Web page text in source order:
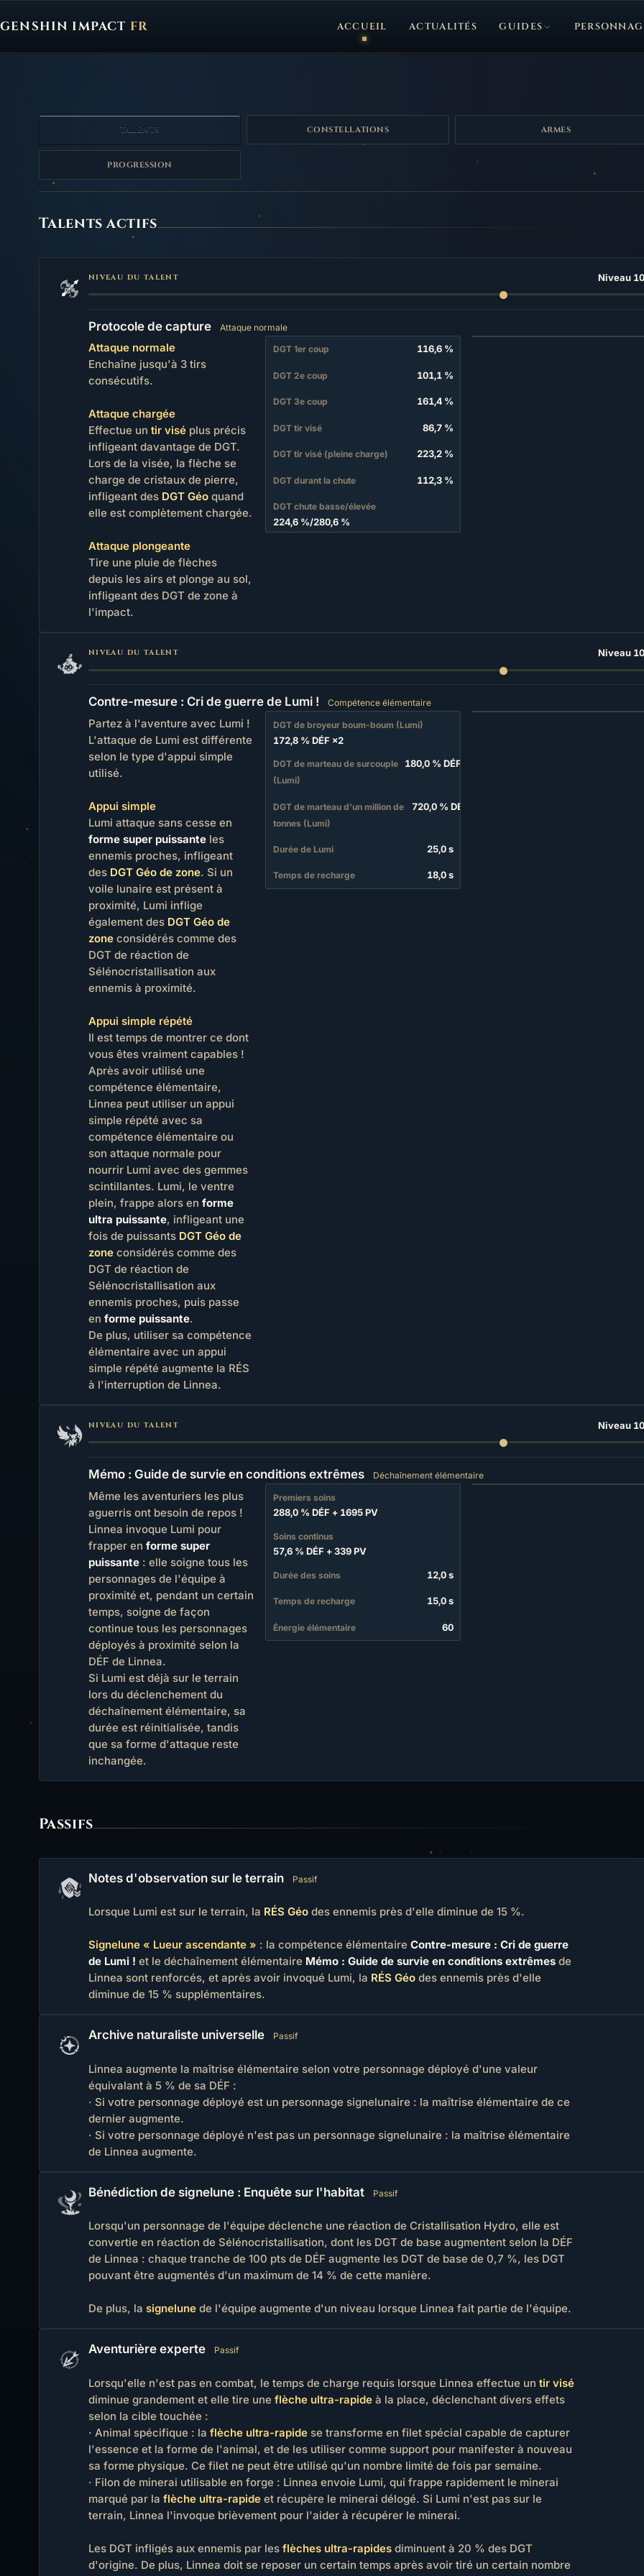
GENSHIN IMPACT FR
Genshin Impact FR, retour à l'accueil
ACCUEIL ACTUALITÉS GUIDES
TALENTS CONSTELLATIONS ARMES
PROGRESSION
Talents
Talents actifs
NIVEAU DU TALENT Niveau
Protocole de capture Attaque normale
Attaque normale
Enchaîne jusqu'à 3 tirs
consécutifs.
Attaque chargée
Effectue un tir viséplus précis
infligeant davantage de DGT.
Lors de la visée, la flèche se
charge de cristaux de pierre,
infligeant des DGT Géoquand
elle est complètement chargée.
Attaque plongeante
Tire une pluie de flèches
depuis les airs et plonge au sol,
infligeant des DGT de zone à
l'impact.
DGT 1er coup 116,6 %
DGT 2e coup 101,1 %
DGT 3e coup 161,4 %
DGT tir visé 86,7 %
DGT tir visé (pleine charge) 223,2 %
DGT durant la chute 112,3 %
DGT chute basse/élevée
224,6 %/280,6 %
NIVEAU DU TALENT Niveau
Contre-mesure : Cri de guerre de Lumi ! Compétence élémentaire
Partez à l'aventure avec Lumi !
L'attaque de Lumi est différente
selon le type d'appui simple
utilisé.
Appui simple
Lumi attaque sans cesse en
forme super puissanteles
ennemis proches, infligeant
des DGT Géo de zone. Si un
voile lunaire est présent à
proximité, Lumi inflige
également des DGT Géo de
zoneconsidérés comme des
DGT de réaction de
Sélénocristallisation aux
ennemis à proximité.
Appui simple répété
Il est temps de montrer ce dont
vous êtes vraiment capables !
Après avoir utilisé une
compétence élémentaire,
Linnea peut utiliser un appui
simple répété avec sa
compétence élémentaire ou
son attaque normale pour
nourrir Lumi avec des gemmes
scintillantes. Lumi, le ventre
plein, frappe alors en forme
ultra puissante, infligeant une
fois de puissants DGT Géo de
zoneconsidérés comme des
DGT de réaction de
Sélénocristallisation aux
ennemis proches, puis passe
en forme puissante.
De plus, utiliser sa compétence
élémentaire avec un appui
simple répété augmente la RÉS
à l'interruption de Linnea.
DGT de broyeur boum-boum (Lumi)
172,8 % DÉF ×2
DGT de marteau de surcouple
(Lumi)
180,0 % DÉF
DGT de marteau d'un million de
tonnes (Lumi)
720,0 % DÉF
Durée de Lumi 25,0 s
Temps de recharge 18,0 s
NIVEAU DU TALENT Niveau
Mémo : Guide de survie en conditions extrêmes Déchaînement élémentaire
Même les aventuriers les plus
aguerris ont besoin de repos !
Linnea invoque Lumi pour
frapper en forme super
puissante: elle soigne tous les
personnages de l'équipe à
proximité et, pendant un certain
temps, soigne de façon
continue tous les personnages
déployés à proximité selon la
DÉF de Linnea.
Si Lumi est déjà sur le terrain
lors du déclenchement du
déchaînement élémentaire, sa
durée est réinitialisée, tandis
que sa forme d'attaque reste
inchangée.
Premiers soins
288,0 % DÉF +1695 PV
Soins continus
57,6 % DÉF +339 PV
Durée des soins 12,0 s
Temps de recharge 15,0 s
Énergie élémentaire 60
Passifs
Notes d'observation sur le terrain Passif
Lorsque Lumi est sur le terrain, la RÉS Géodes ennemis près d'elle diminue de 15 %.
Signelune « Lueur ascendante » : la compétence élémentaire Contre-mesure : Cri de guerre
de Lumi ! et le déchaînement élémentaire Mémo : Guide de survie en conditions extrêmesde
Linnea sont renforcés, et après avoir invoqué Lumi, la RÉS Géodes ennemis près d'elle
diminue de 15 % supplémentaires.
Archive naturaliste universelle Passif
Linnea augmente la maîtrise élémentaire selon votre personnage déployé d'une valeur
équivalant à 5 % de sa DÉF :
· Si votre personnage déployé est un personnage signelunaire : la maîtrise élémentaire de ce
dernier augmente.
· Si votre personnage déployé n'est pas un personnage signelunaire : la maîtrise élémentaire
de Linnea augmente.
Bénédiction de signelune : Enquête sur l'habitat Passif
Lorsqu'un personnage de l'équipe déclenche une réaction de Cristallisation Hydro, elle est
convertie en réaction de Sélénocristallisation, dont les DGT de base augmentent selon la DÉF
de Linnea : chaque tranche de 100 pts de DÉF augmente les DGT de base de 0,7 %, les DGT
pouvant être augmentés d'un maximum de 14 % de cette manière.
De plus, la signelunede l'équipe augmente d'un niveau lorsque Linnea fait partie de l'équipe.
Aventurière experte Passif
Lorsqu'elle n'est pas en combat, le temps de charge requis lorsque Linnea effectue un tir visé
diminue grandement et elle tire une flèche ultra-rapideà la place, déclenchant divers effets
selon la cible touchée :
· Animal spécifique : la flèche ultra-rapidese transforme en filet spécial capable de capturer
l'essence et la forme de l'animal, et de les utiliser comme support pour manifester à nouveau
sa forme physique. Ce filet ne peut être utilisé qu'un nombre limité de fois par semaine.
· Filon de minerai utilisable en forge : Linnea envoie Lumi, qui frappe rapidement le minerai
marqué par la flèche ultra-rapideet récupère le minerai délogé. Si Lumi n'est pas sur le
terrain, Linnea l'invoque brièvement pour l'aider à récupérer le minerai.
Les DGT infligés aux ennemis par les flèches ultra-rapidesdiminuent à 20 % des DGT
d'origine. De plus, Linnea doit se reposer un certain temps après avoir tiré un certain nombre